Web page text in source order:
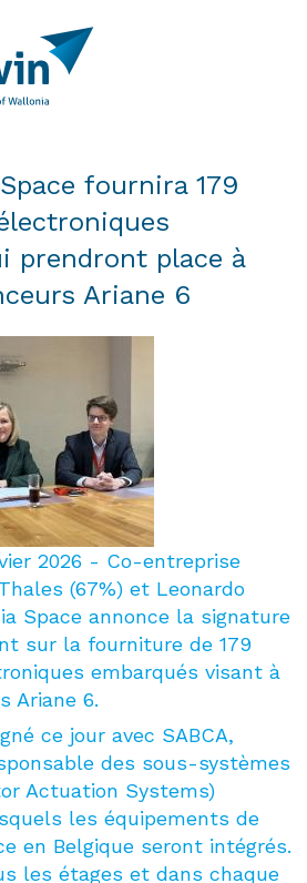
fournira 179
prendront place à
Ariane 6
2026 - Co-entreprise
(67%) et Leonardo
Space annonce la signature
sur la fourniture de 179
embarqués visant à
Ariane 6.
ce jour avec SABCA,
des sous-systèmes
Actuation Systems)
les équipements de
en Belgique seront intégrés.
les étages et dans chaque